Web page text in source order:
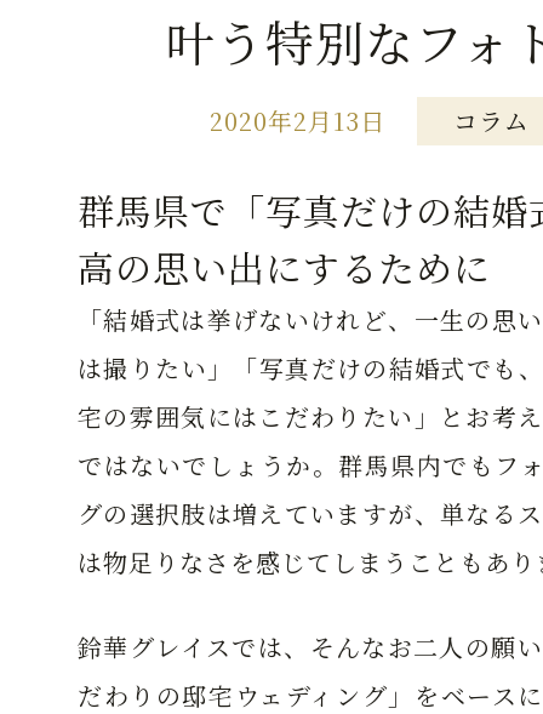
叶う特別なフォ
2020年2月13日 コラム
群馬県で「写真だけの結婚
高の思い出にするために
「結婚式は挙げないけれど、一生の思
は撮りたい」「写真だけの結婚式でも
宅の雰囲気にはこだわりたい」とお考
ではないでしょうか。群馬県内でもフ
グの選択肢は増えていますが、単なる
は物足りなさを感じてしまうこともあり
鈴華グレイスでは、そんなお二人の願
だわりの邸宅ウェディング」をベース